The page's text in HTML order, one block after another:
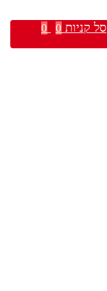
סל קניות 0
0